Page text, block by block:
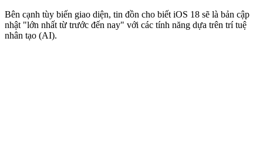
Bên cạnh tùy biến giao diện, tin đồn cho biết iOS 18 sẽ là bản cập
nhật "lớn nhất từ trước đến nay" với các tính năng dựa trên trí tuệ
nhân tạo (AI).